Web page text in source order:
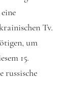
Tv.
um
15.
russische